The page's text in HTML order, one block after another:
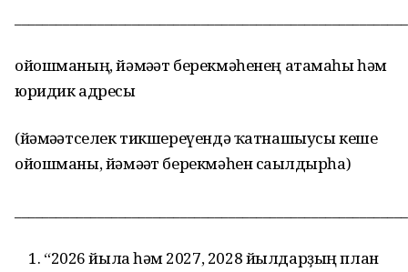
ойошманың, йәмәғәт берекмәһенең атамаһы һәм
юридик адресы
(йәмәғәтселек тикшереүендә ҡатнашыусы кеше
ойошманы, йәмәғәт берекмәһен сағылдырһа)
“2026 йылға һәм 2027, 2028 йылдарҙың план